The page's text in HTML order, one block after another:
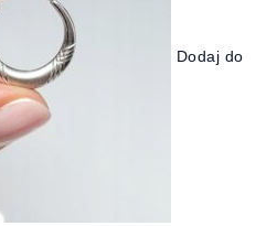
Dodaj do